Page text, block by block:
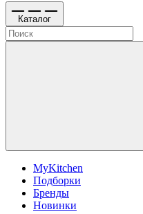
Каталог
MyKitchen
Подборки
Бренды
Новинки